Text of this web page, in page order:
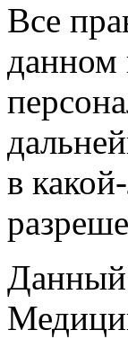
Все
данном
в
Данный